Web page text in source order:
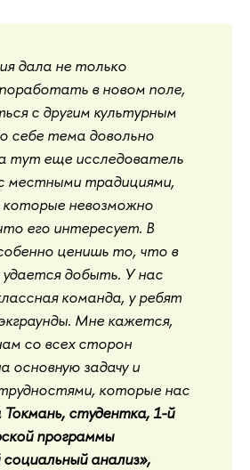
дала не только
в новом поле,
с другим культурным
себе тема довольно
тут еще исследователь
местными традициями,
которые невозможно
его интересует. В
ценишь то, что в
удается добыть. У нас
команда, у ребят
Мне кажется,
со всех сторон
основную задачу и
которые нас
студентка, 1-й
программы
анализ»,